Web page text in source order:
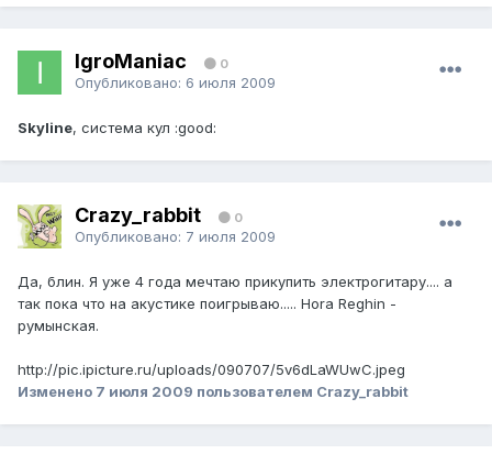
IgroManiac 0
Опубликовано: 6 июля 2009
Skyline, система кул :good:
Crazy_rabbit 0
Опубликовано: 7 июля 2009
Да, блин. Я уже 4 года мечтаю прикупить электрогитару.... а
так пока что на акустике поигрываю..... Hora Reghin -
румынская.
http://pic.ipicture.ru/uploads/090707/5v6dLaWUwC.jpeg
Изменено 7 июля 2009 пользователем Crazy_rabbit